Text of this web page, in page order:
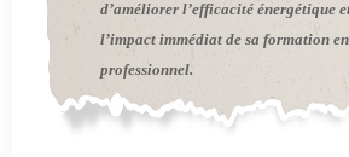
d’améliorer l’efficacité énergétique
l’impact immédiat de sa formation
professionnel.